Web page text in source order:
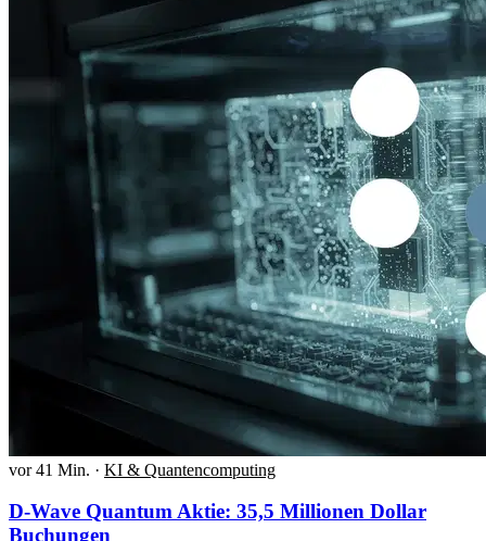
vor 41 Min. · KI & Quantencomputing
D-Wave Quantum Aktie: 35,5 Millionen Dollar
Buchungen